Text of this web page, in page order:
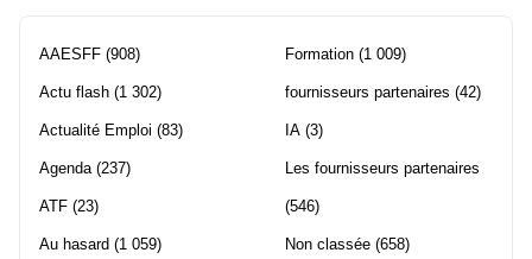
AAESFF (908)
Actu flash (1 302)
Actualité Emploi (83)
Agenda(237)
ATF (23)
Au hasard (1 059)
Formation (1 009)
fournisseurs partenaires (42)
IA (3)
Les fournisseurs partenaires
(546)
Non classée (658)